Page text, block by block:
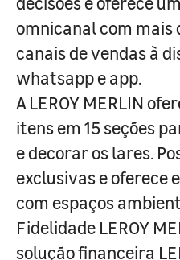
omnicanal com mais
canais de vendas à
whatsapp e app.
A LEROY MERLIN
itens em 15 seções
e decorar os lares.
exclusivas e oferece
com espaços
Fidelidade LEROY
solução financeira